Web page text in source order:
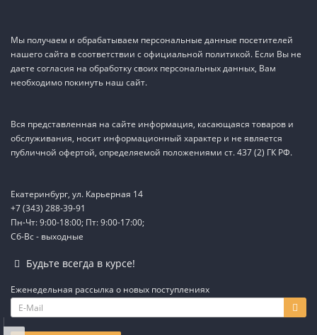
Мы получаем и обрабатываем персональные данные посетителей
нашего сайта в соответствии с официальной политикой. Если Вы не
даете согласия на обработку своих персональных данных, Вам
необходимо покинуть наш сайт.
Вся представленная на сайте информация, касающаяся товаров и
обслуживания, носит информационный характер и не является
публичной офертой, определяемой положениями ст. 437 (2) ГК РФ.
Екатеринбург, ул. Карьерная 14
+7 (343) 288-39-91
Пн-Чт: 9:00-18:00; Пт: 9:00-17:00;
Сб-Вс - выходные
Будьте всегда в курсе!
Еженедельная рассылка о новых поступлениях
IG